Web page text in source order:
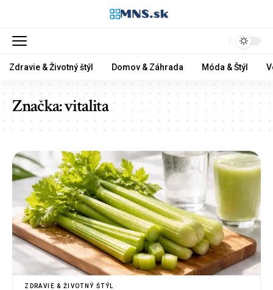
Zdravie & Životný štýl Domov & Záhrada Móda & Štýl
Značka:vitalita
ZDRAVIE & ŽIVOTNÝ ŠTÝL